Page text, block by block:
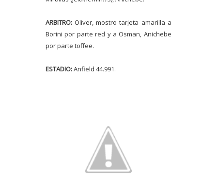
ARBITRO: Oliver, mostro tarjeta amarilla a
Borini por parte red y a Osman, Anichebe
por parte toffee.
ESTADIO:Anfield 44.991.